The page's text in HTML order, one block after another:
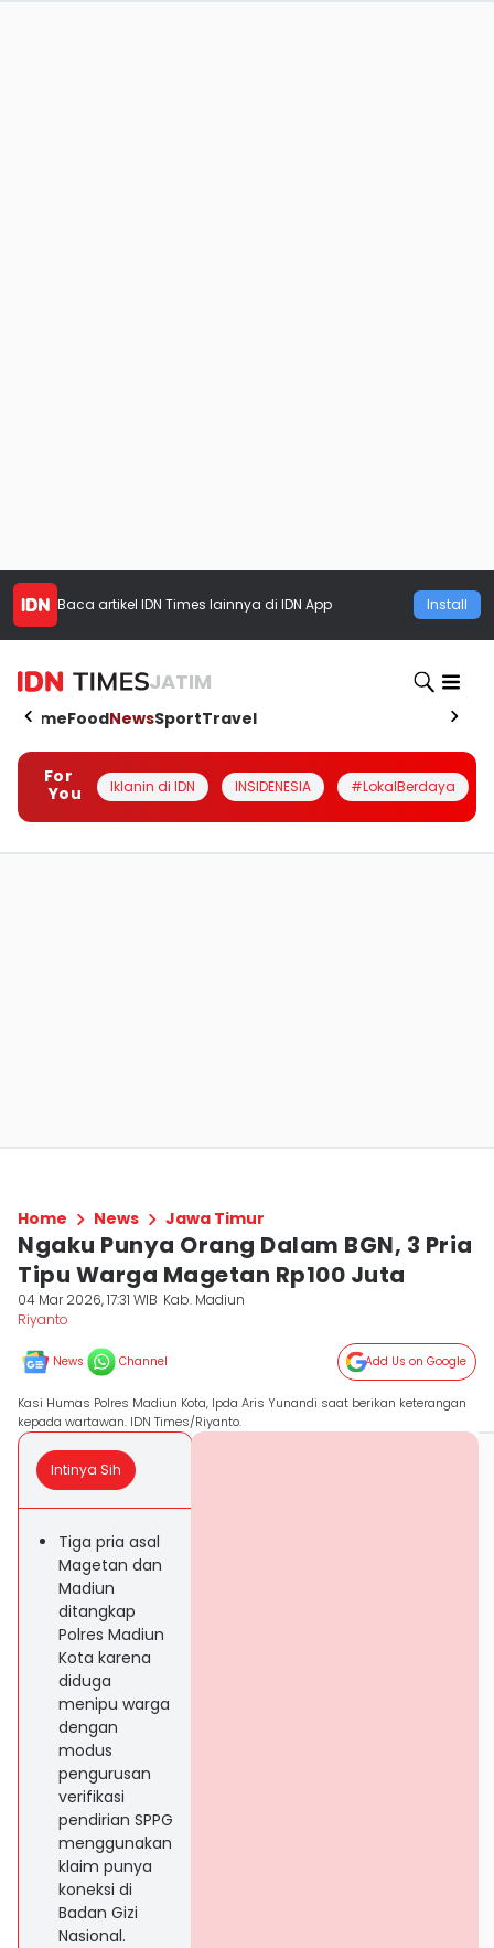
Baca artikel IDN Times lainnya di IDN App Install
JATIM
HomeFoodNewsSportTravel
For
You
Iklanin di IDN INSIDENESIA #LokalBerdaya
Home News Jawa Timur
Ngaku Punya Orang Dalam BGN, 3 Pria
Tipu Warga Magetan Rp100 Juta
04 Mar 2026, 17:31 WIB Kab. Madiun
Riyanto
News Channel Add Us on Google
Kasi Humas Polres Madiun Kota, Ipda Aris Yunandi saat berikan keterangan
kepada wartawan. IDN Times/Riyanto.
Intinya Sih
Tiga pria asal
Magetan dan
Madiun
ditangkap
Polres Madiun
Kota karena
diduga
menipu warga
dengan
modus
pengurusan
verifikasi
pendirian SPPG
menggunakan
klaim punya
koneksi di
Badan Gizi
Nasional.